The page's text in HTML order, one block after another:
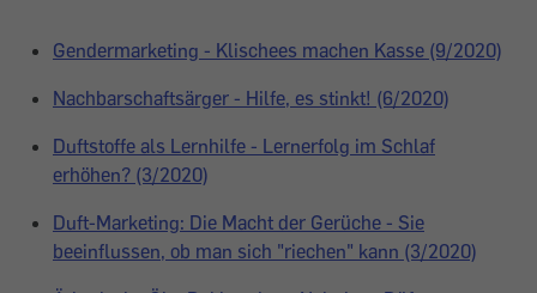
Gendermarketing - Klischees machen Kasse (9/2020)
Nachbarschaftsärger - Hilfe, es stinkt! (6/2020)
Duftstoffe als Lernhilfe - Lernerfolg im Schlaf
erhöhen? (3/2020)
Duft-Marketing: Die Macht der Gerüche - Sie
beeinflussen, ob man sich "riechen" kann (3/2020)